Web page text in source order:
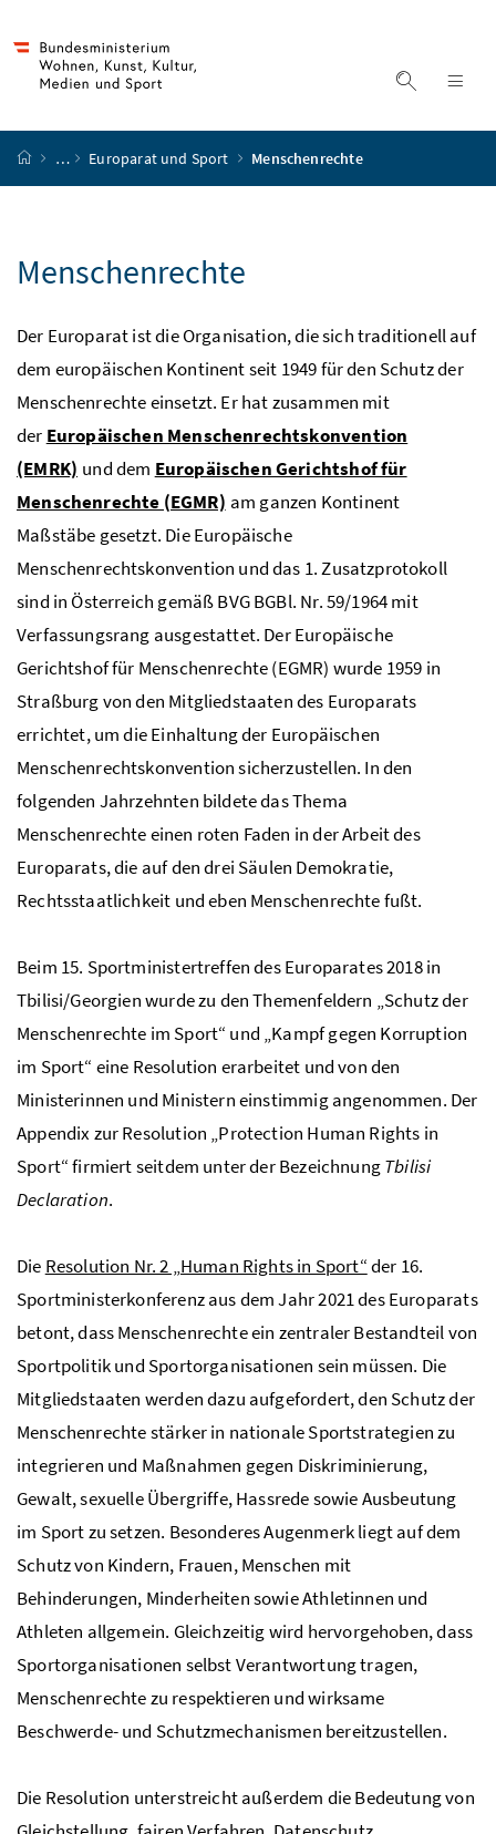
Suche
Startseite
… Europarat und Sport Menschenrechte
Menschenrechte
Der Europarat ist die Organisation, die sich traditionell auf
dem europäischen Kontinent seit 1949 für den Schutz der
Menschenrechte einsetzt. Er hat zusammen mit
der Europäischen Menschenrechtskonvention
(EMRK) und dem Europäischen Gerichtshof für
Menschenrechte (EGMR) am ganzen Kontinent
Maßstäbe gesetzt. Die Europäische
Menschenrechtskonvention und das 1. Zusatzprotokoll
sind in Österreich gemäß BVG BGBl. Nr. 59/1964 mit
Verfassungsrang ausgestattet. Der Europäische
Gerichtshof für Menschenrechte (EGMR) wurde 1959 in
Straßburg von den Mitgliedstaaten des Europarats
errichtet, um die Einhaltung der Europäischen
Menschenrechtskonvention sicherzustellen. In den
folgenden Jahrzehnten bildete das Thema
Menschenrechte einen roten Faden in der Arbeit des
Europarats, die auf den drei Säulen Demokratie,
Rechtsstaatlichkeit und eben Menschenrechte fußt.
Beim 15. Sportministertreffen des Europarates 2018 in
Tbilisi/Georgien wurde zu den Themenfeldern „Schutz der
Menschenrechte im Sport“ und „Kampf gegen Korruption
im Sport“ eine Resolution erarbeitet und von den
Ministerinnen und Ministern einstimmig angenommen. Der
Appendix zur Resolution „Protection Human Rights in
Sport“ firmiert seitdem unter der BezeichnungTbilisi
Declaration.
Die Resolution Nr. 2 „Human Rights in Sport“der 16.
Sportministerkonferenz aus dem Jahr 2021 des Europarats
betont, dass Menschenrechte ein zentraler Bestandteil von
Sportpolitik und Sportorganisationen sein müssen. Die
Mitgliedstaaten werden dazu aufgefordert, den Schutz der
Menschenrechte stärker in nationale Sportstrategien zu
integrieren und Maßnahmen gegen Diskriminierung,
Gewalt, sexuelle Übergriffe, Hassrede sowie Ausbeutung
im Sport zu setzen. Besonderes Augenmerk liegt auf dem
Schutz von Kindern, Frauen, Menschen mit
Behinderungen, Minderheiten sowie Athletinnen und
Athleten allgemein. Gleichzeitig wird hervorgehoben, dass
Sportorganisationen selbst Verantwortung tragen,
Menschenrechte zu respektieren und wirksame
Beschwerde- und Schutzmechanismen bereitzustellen.
Die Resolution unterstreicht außerdem die Bedeutung von